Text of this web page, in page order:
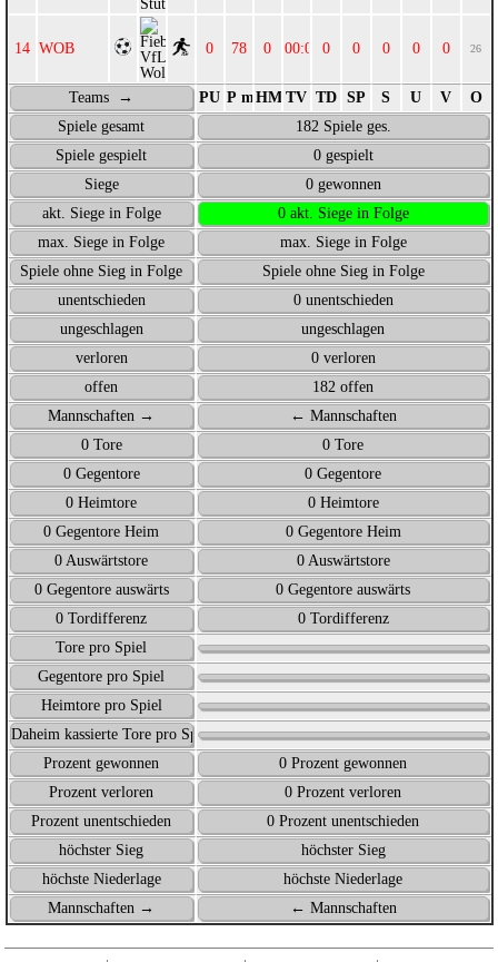
WOB 0 78 0 00:00 0 0 0 0 0 26
Teams → PU P max.
HM TV TD SP S U V
O
Spiele gesamt
182 Spiele ges.
Spiele gespielt
0 gespielt
Siege
0 gewonnen
akt. Siege in Folge
0 akt. Siege in Folge
max. Siege in Folge
max. Siege in Folge
Spiele ohne Sieg in Folge
Spiele ohne Sieg in Folge
unentschieden
0 unentschieden
ungeschlagen
ungeschlagen
verloren
0 verloren
offen
182 offen
Mannschaften →
← Mannschaften
0 Tore
0 Tore
0 Gegentore
0 Gegentore
0 Heimtore
0 Heimtore
0 Gegentore Heim
0 Gegentore Heim
0 Auswärtstore
0 Auswärtstore
0 Gegentore auswärts
0 Gegentore auswärts
0 Tordifferenz
0 Tordifferenz
Tore pro Spiel
Gegentore pro Spiel
Heimtore pro Spiel
Daheim kassierte Tore pro Spiel
Prozent gewonnen
0 Prozent gewonnen
Prozent verloren
0 Prozent verloren
Prozent unentschieden
0 Prozent unentschieden
höchster Sieg
höchster Sieg
höchste Niederlage
höchste Niederlage
Mannschaften →
← Mannschaften